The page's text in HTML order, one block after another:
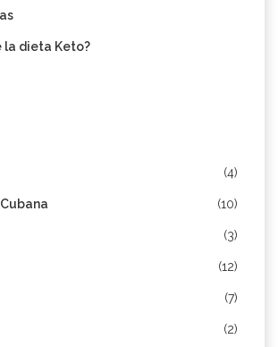
la dieta Keto?
(4)
(10)
(3)
(12)
(7)
(2)